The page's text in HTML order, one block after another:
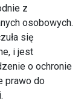
z
osobowych.
się
i jest
o ochronie
prawo do